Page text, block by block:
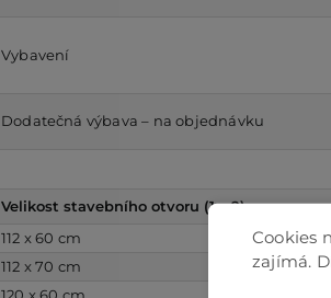
Vybavení
Dodatečná výbava – na objednávku
Velikost stavebního otvoru (1 x 2)
112 x 60 cm
112 x 70 cm
Cookies
zajímá.